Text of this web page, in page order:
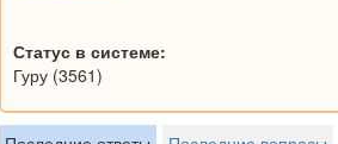
Статус в системе:
Гуру (3561)